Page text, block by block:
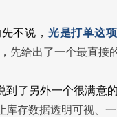
不说， 光是打单这
先给出了一个最直接
到了另外一个很满意
库存数据透明可视、